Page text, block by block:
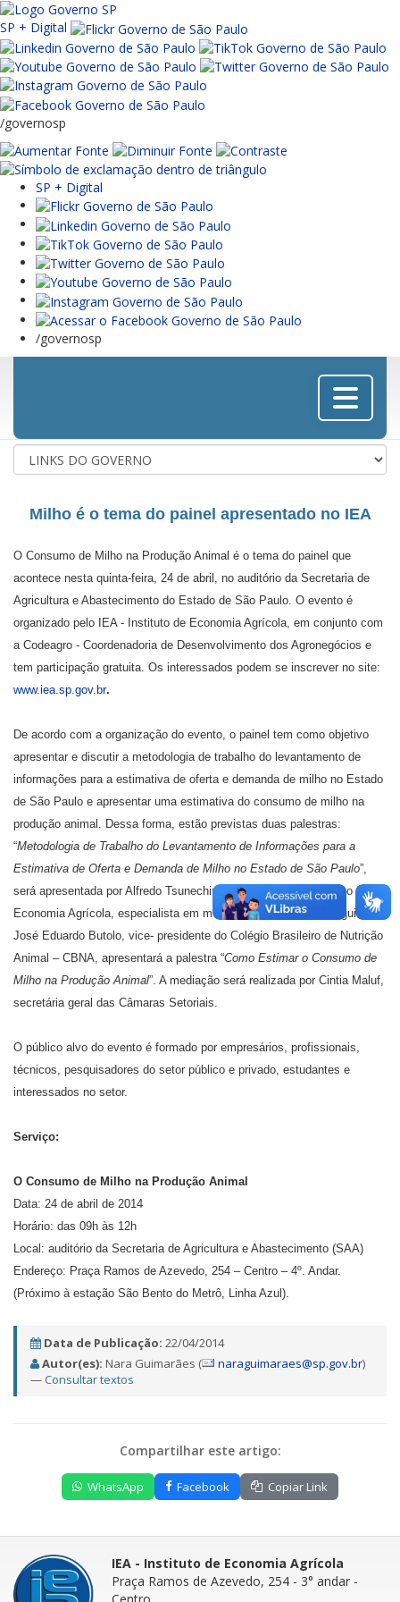
SP + Digital
/governosp
SP + Digital
/governosp
Menu
Milho é o tema do painel apresentado no IEA
O Consumo de Milho na Produção Animal é o tema do painel que
acontece nesta quinta-feira, 24 de abril, no auditório da Secretaria de
Agricultura e Abastecimento do Estado de São Paulo. O evento é
organizado pelo IEA - Instituto de Economia Agrícola, em conjunto com
a Codeagro - Coordenadoria de Desenvolvimento dos Agronegócios e
tem participação gratuita. Os interessados podem se inscrever no site:
www.iea.sp.gov.br.
De acordo com a organização do evento, o painel tem como objetivo
apresentar e discutir a metodologia de trabalho do levantamento de
informações para a estimativa de oferta e demanda de milho no Estado
de São Paulo e apresentar uma estimativa do consumo de milho na
produção animal. Dessa forma, estão previstas duas palestras:
“Metodologia de Trabalho do Levantamento de Informações para a
Estimativa de Oferta e Demanda de Milho no Estado de São Paulo”,
será apresentada por Alfredo Tsunechiro, pesquisador do Instituto de
Economia Agrícola, especialista em mercados de grãos; em seguida,
José Eduardo Butolo, vice- presidente do Colégio Brasileiro de Nutrição
Animal – CBNA, apresentará a palestra “Como Estimar o Consumo de
Milho na Produção Animal”. A mediação será realizada por Cintia Maluf,
secretária geral das Câmaras Setoriais.
O público alvo do evento é formado por empresários, profissionais,
técnicos, pesquisadores do setor público e privado, estudantes e
interessados no setor.
Serviço:
O Consumo de Milho na Produção Animal
Data: 24 de abril de 2014
Horário: das 09h às 12h
Local: auditório da Secretaria de Agricultura e Abastecimento (SAA)
Endereço: Praça Ramos de Azevedo, 254 – Centro – 4º. Andar.
(Próximo à estação São Bento do Metrô, Linha Azul).
Data de Publicação: 22/04/2014
Autor(es): Nara Guimarães ( naraguimaraes@sp.gov.br)
—Consultar textos
Compartilhar este artigo:
WhatsApp Facebook Copiar Link
IEA - Instituto de Economia Agrícola
Praça Ramos de Azevedo, 254 - 3° andar -